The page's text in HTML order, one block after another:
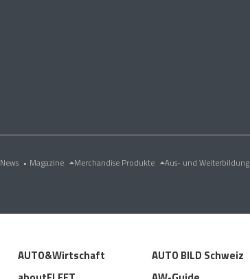
News • Magazine Merchandise Produkte Aus- und Weiterbildung
AUTO&Wirtschaft
AUTO BILD Schweiz